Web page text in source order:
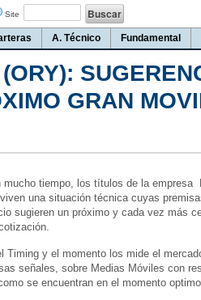
Site
A. Técnico Fundamental
GRAN
mucho tiempo, los títulos de la empresa
una situación técnica cuyas
sugieren un próximo y cada vez más
Timing y el momento los mide el
señales, sobre Medias Móviles con
se encuentran en el momento